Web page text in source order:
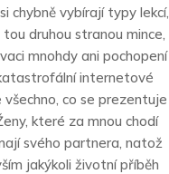
chybně vybírají typy lekcí,
druhou stranou mince,
mnohdy ani pochopení
internetové
co se prezentuje
které za mnou chodí
svého partnera, natož
jakýkoli životní příběh